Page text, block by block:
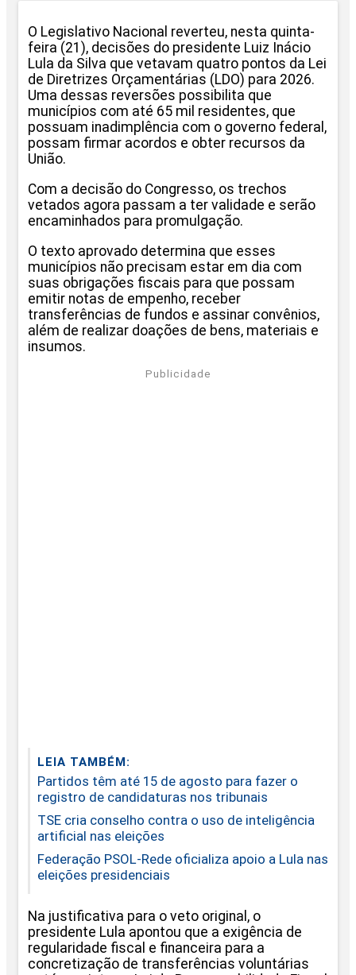
O Legislativo Nacional reverteu, nesta quinta-
feira (21), decisões do presidente Luiz Inácio
Lula da Silva que vetavam quatro pontos da Lei
de Diretrizes Orçamentárias (LDO) para 2026.
Uma dessas reversões possibilita que
municípios com até 65 mil residentes, que
possuam inadimplência com o governo federal,
possam firmar acordos e obter recursos da
União.
Com a decisão do Congresso, os trechos
vetados agora passam a ter validade e serão
encaminhados para promulgação.
O texto aprovado determina que esses
municípios não precisam estar em dia com
suas obrigações fiscais para que possam
emitir notas de empenho, receber
transferências de fundos e assinar convênios,
além de realizar doações de bens, materiais e
insumos.
Publicidade
LEIA TAMBÉM:
Partidos têm até 15 de agosto para fazer o
registro de candidaturas nos tribunais
TSE cria conselho contra o uso de inteligência
artificial nas eleições
Federação PSOL-Rede oficializa apoio a Lula nas
eleições presidenciais
Na justificativa para o veto original, o
presidente Lula apontou que a exigência de
regularidade fiscal e financeira para a
concretização de transferências voluntárias